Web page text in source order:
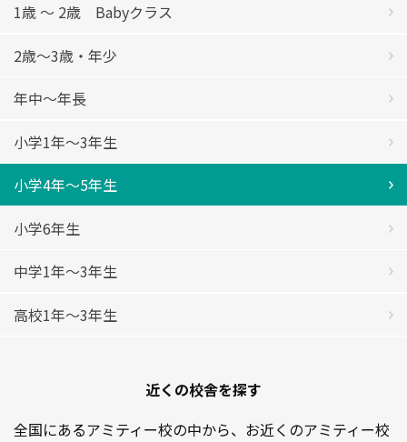
1歳 ～ 2歳 Babyクラス
2歳〜3歳・年少
年中〜年長
小学1年〜3年生
小学4年〜5年生
小学6年生
中学1年〜3年生
高校1年〜3年生
近くの校舎を探す
全国にあるアミティー校の中から、お近くのアミティー校